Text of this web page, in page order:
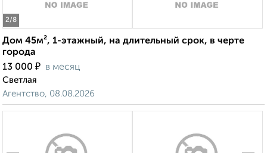
2/8
Дом 45м², 1-этажный, на длительный срок, в черте
города
13 000 ₽ в месяц
Светлая
Агентство, 08.08.2026